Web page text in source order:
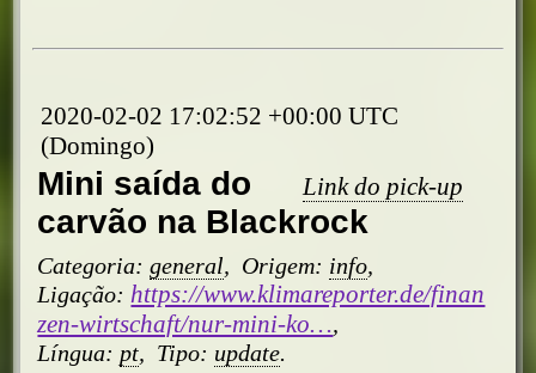
2020-02-02 17:02:52 +00:00 UTC
(Domingo)
Link do pick-up
Mini saída do
carvão na Blackrock
Categoria:general, Origem: info,
Ligação: https://www.klimareporter.de/finan
zen-wirtschaft/nur-mini-ko…,
Língua: pt, Tipo: update.